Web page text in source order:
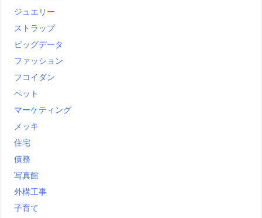
ジュエリー
ストラップ
ビッグデータ
ファッション
フコイダン
ペット
マーケティング
メッキ
住宅
債務
写真館
外構工事
子育て